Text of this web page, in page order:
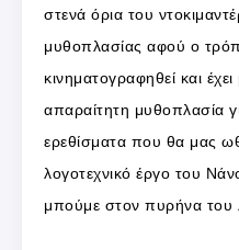
στενά όρια του
μυθοπλασίας αφού ο
κινηματογραφηθεί και
απαραίτητη μυθοπλασία
ερεθίσματα που θα μας
λογοτεχνικό έργο του
μπούμε στον πυρήνα του